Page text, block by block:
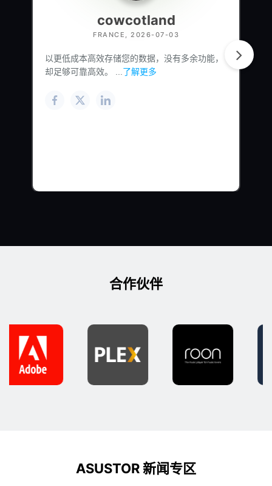
cowcotland
FRANCE, 2026-07-03
以更低成本高效存储您的数据，没有多余功能，
却足够可靠高效。 ... 了解更多
合作伙伴
ASUSTOR 新闻专区